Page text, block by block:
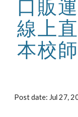
口販
線上
本校
Post date: Jul 27,